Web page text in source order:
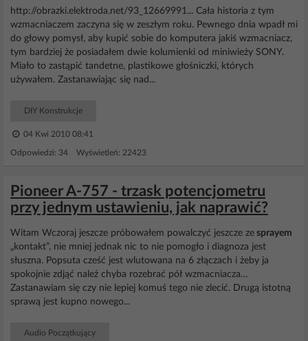
http://obrazki.elektroda.net/93_12669991... Cała historia z tym
wzmacniaczem zaczyna się w zeszłym roku. Pewnego dnia wpadł mi
do głowy pomysł, aby kupić sobie do komputera jakiś wzmacniacz,
tym bardziej że posiadałem dwie kolumienki od miniwieży SONY.
Miało to zastąpić tandetne, plastikowe głośniczki, których
używałem. Zastanawiając się nad...
DIY Konstrukcje
04 Kwi 2010 08:41
Odpowiedzi: 34 Wyświetleń: 22423
Pioneer A-757 - trzask potencjometru
przy jednym ustawieniu, jak naprawić?
Witam Wczoraj jeszcze próbowałem powalczyć jeszcze ze sprayem
„kontakt”, nie mniej jednak nic to nie pomogło i diagnoza jest
słuszna. Popsuta cześć jest wlutowana na 6 złączach i żeby ja
spokojnie zdjąć należ chyba rozebrać pół wzmacniacza…
Zastanawiam się czy nie lepiej komuś tego nie zlecić. Drugą istotną
sprawą jest kupno nowego...
Audio Początkujący